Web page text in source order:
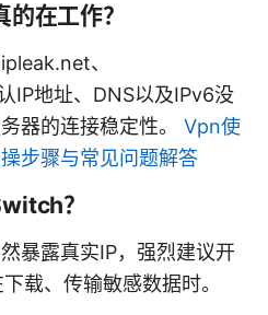
在工作？
、
IP地址、DNS以及IPv6没
器的连接稳定性。 Vpn使
步骤与常见问题解答
？
暴露真实IP，强烈建议开
载、传输敏感数据时。